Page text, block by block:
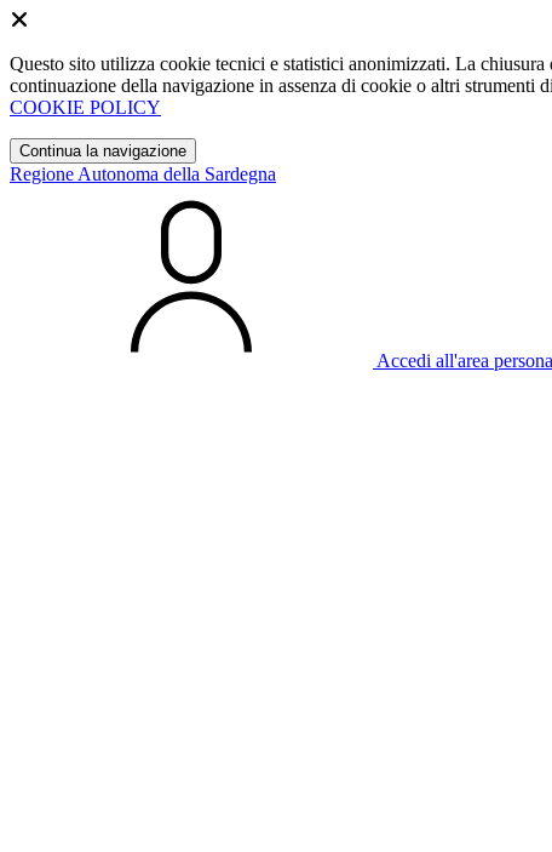
Questo sito utilizza cookie tecnici e statistici anonimizzati. La
continuazione della navigazione in assenza di cookie o altri strumenti
COOKIE POLICY
Continua la navigazione
Regione Autonoma della Sardegna
Accedi all'area